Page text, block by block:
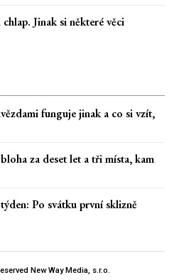
Jinak si některé věci
funguje jinak a co si vzít,
za deset let a tři místa, kam
Po svátku první sklizně
New Way Media, s.r.o.